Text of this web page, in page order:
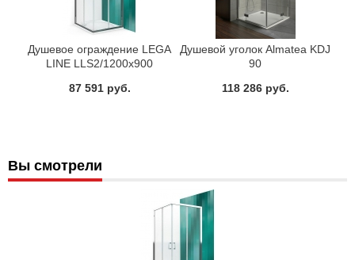
Душевое ограждение LEGA
LINE LLS2/1200х900
21
87 591 руб.
Душевой уголок Almatea KDJ
90
118 286 руб.
Вы смотрели